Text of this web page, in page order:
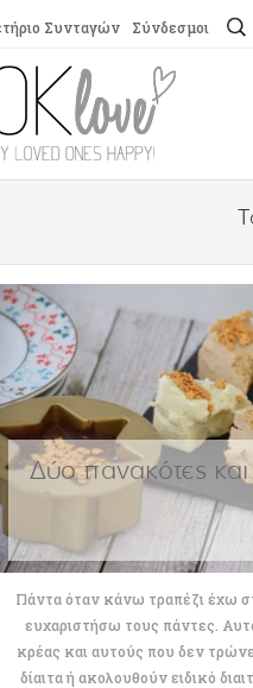
Συνταγών Σύνδεσμοι
Δύο πανακότες και
Πάντα όταν κάνω τραπέζι έχω
ευχαριστήσω τους πάντες.
κρέας και αυτούς που δεν
δίαιτα ή ακολουθούν ειδικό